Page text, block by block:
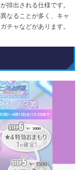
排出される仕様です。
なることが多く、キャ
チャなどがあります。